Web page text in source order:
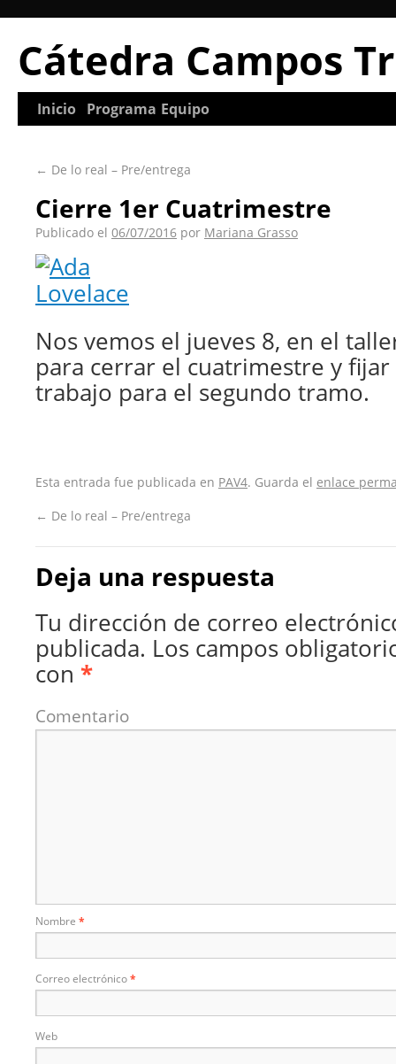
Cátedra Campos
Inicio Programa Equipo
← De lo real – Pre/entrega
Cierre 1er Cuatrimestre
Publicado el 06/07/2016 por Mariana Grasso
Nos vemos el jueves 8, en el
para cerrar el cuatrimestre y fijar
trabajo para el segundo tramo.
Esta entrada fue publicada en PAV4. Guarda el enlace
← De lo real – Pre/entrega
Deja una respuesta
Tu dirección de correo
publicada. Los campos
con *
Comentario
Nombre *
Correo electrónico*
Web